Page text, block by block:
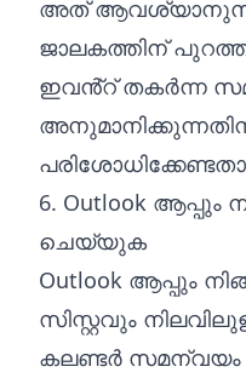
അത്
ജാലകത്തിന്
ഇവൻ്റ് തകർന്ന
6. Outlook ആപ്പും
ചെയ്യുക
Outlook ആപ്പും
സിസ്റ്റവും
കലണ്ടർ സമന്വയം